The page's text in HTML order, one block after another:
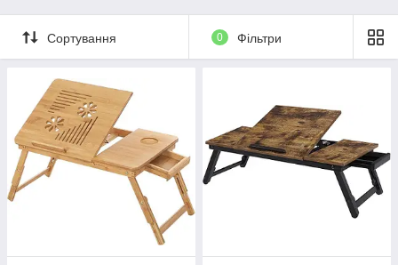
Сортування 0 Фільтри